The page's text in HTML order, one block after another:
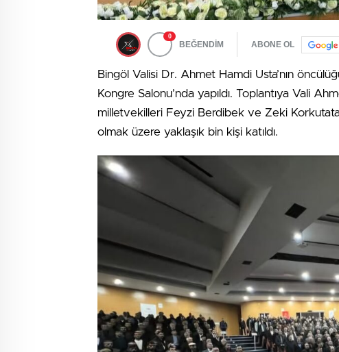
0
BEĞENDİM ABONE OL
Bingöl Valisi Dr. Ahmet Hamdi Usta’nın
Kongre Salonu’nda yapıldı. Toplantıya Vali
milletvekilleri Feyzi Berdibek ve Zeki
olmak üzere yaklaşık bin kişi katıldı.